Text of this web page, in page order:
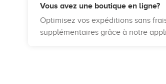
Vous avez une boutique en ligne?
Optimisez vos expéditions sans
supplémentaires grâce à notre